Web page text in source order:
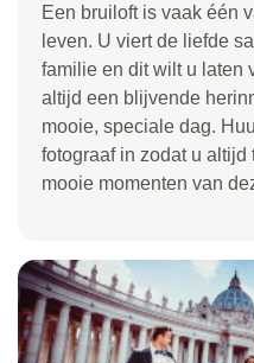
Een bruiloft is vaak één
leven. U viert de liefde
familie en dit wilt u laten
altijd een blijvende
mooie, speciale dag.
fotograaf in zodat u
mooie momenten van